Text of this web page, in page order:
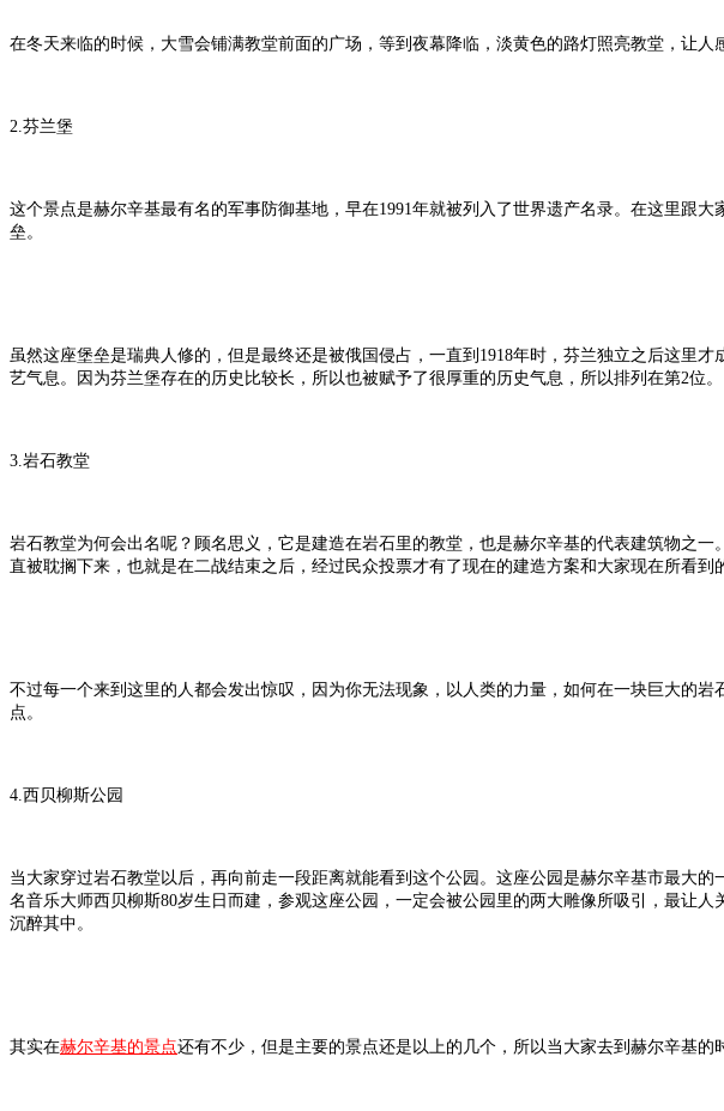
在冬天来临的时候，大雪会铺满教堂前面的广场，等到夜幕降临，淡黄色的路灯照亮教堂，让
2.芬兰堡
这个景点是赫尔辛基最有名的军事防御基地，早在1991年就被列入了世界遗产名录。在这里跟
垒。
虽然这座堡垒是瑞典人修的，但是最终还是被俄国侵占，一直到1918年时，芬兰独立之后这里
艺气息。因为芬兰堡存在的历史比较长，所以也被赋予了很厚重的历史气息，所以排列在第2位。
3.岩石教堂
岩石教堂为何会出名呢？顾名思义，它是建造在岩石里的教堂，也是赫尔辛基的代表建筑物之
直被耽搁下来，也就是在二战结束之后，经过民众投票才有了现在的建造方案和大家现在所看到
不过每一个来到这里的人都会发出惊叹，因为你无法现象，以人类的力量，如何在一块巨大的
点。
4.西贝柳斯公园
当大家穿过岩石教堂以后，再向前走一段距离就能看到这个公园。这座公园是赫尔辛基市最大
名音乐大师西贝柳斯80岁生日而建，参观这座公园，一定会被公园里的两大雕像所吸引，最让
沉醉其中。
其实在赫尔辛基的景点还有不少，但是主要的景点还是以上的几个，所以当大家去到赫尔辛基的